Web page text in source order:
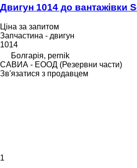
Двигун 1014 до вантажівки
Ціна за запитом
Запчастина - двигун
1014
Болгарія, pernik
САВИА - ЕООД (Резервни части)
Зв'язатися з продавцем
1